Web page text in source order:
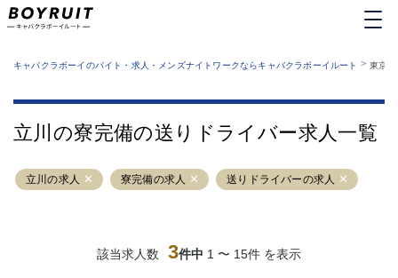
業種から探す
運営者情報
サイトマップ
キャバクラボーイのバイト・求人・メンズナイトワークならキャバクラボーイルート > 東京
立川の寮完備の送りドライバー求人一覧
立川の求人 寮完備の求人 送りドライバーの求人
該当求人数 3件中 1 〜 15件 を表示
六本木
池袋
吉祥寺
練馬
恵比寿